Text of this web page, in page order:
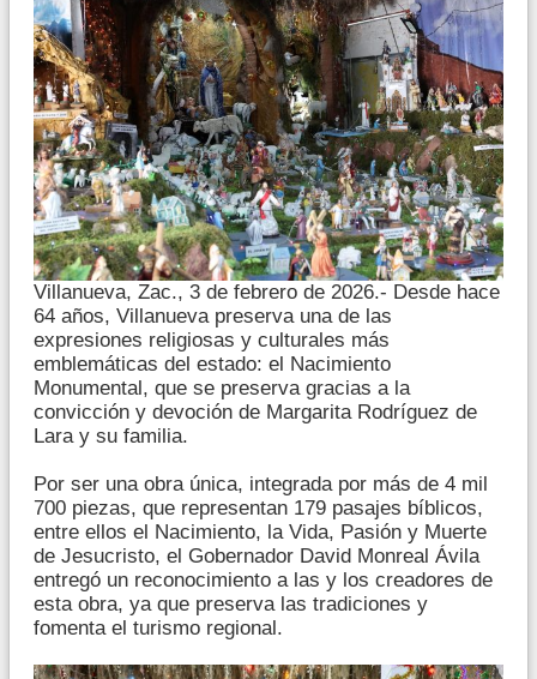
Villanueva, Zac., 3 de febrero de 2026.- Desde hace
64 años, Villanueva preserva una de las
expresiones religiosas y culturales más
emblemáticas del estado: el Nacimiento
Monumental, que se preserva gracias a la
convicción y devoción de Margarita Rodríguez de
Lara y su familia.
Por ser una obra única, integrada por más de 4 mil
700 piezas, que representan 179 pasajes bíblicos,
entre ellos el Nacimiento, la Vida, Pasión y Muerte
de Jesucristo, el Gobernador David Monreal Ávila
entregó un reconocimiento a las y los creadores de
esta obra, ya que preserva las tradiciones y
fomenta el turismo regional.